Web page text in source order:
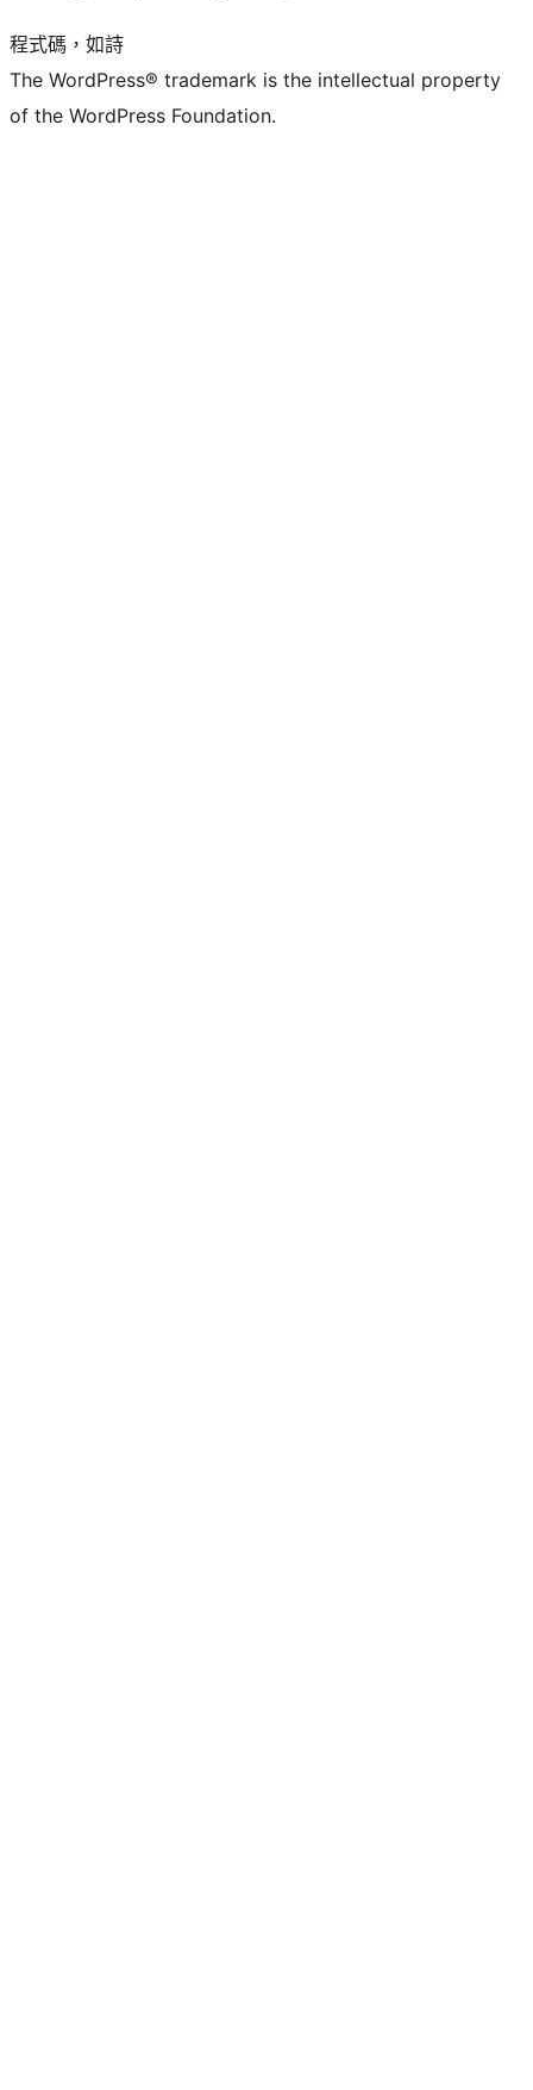
程式碼，如詩
The WordPress® trademark is the intellectual property
of the WordPress Foundation.